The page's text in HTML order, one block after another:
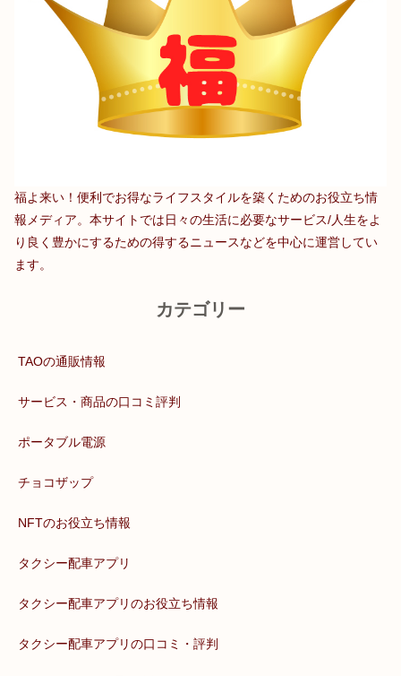
福よ来い！便利でお得なライフスタイルを築くためのお役立ち情
報メディア。本サイトでは日々の生活に必要なサービス/人生をよ
り良く豊かにするための得するニュースなどを中心に運営してい
ます。
カテゴリー
TAOの通販情報
サービス・商品の口コミ評判
ポータブル電源
チョコザップ
NFTのお役立ち情報
タクシー配車アプリ
タクシー配車アプリのお役立ち情報
タクシー配車アプリの口コミ・評判